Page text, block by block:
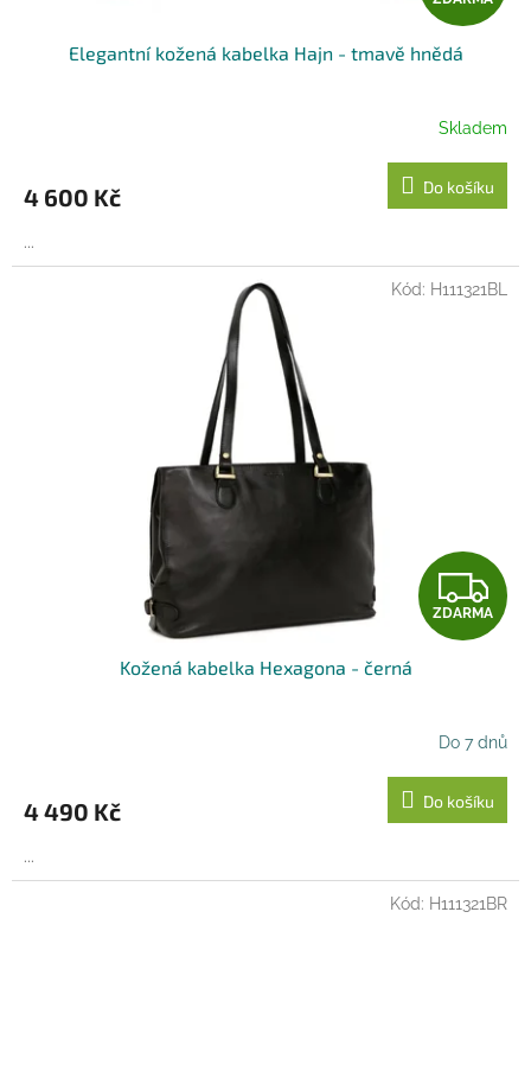
D
R
M
A
Elegantní kožená kabelka Hajn - tmavě hnědá
Skladem
4 600 Kč Do košíku
...
Z
D
R
M
A
ZDARMA
Kožená kabelka Hexagona - černá
Do 7 dnů
4 490 Kč Do košíku
...
Kód: H111321BL
Kód: H111321BR